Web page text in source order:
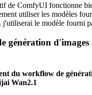
de ComfyUI fonctionne
utiliser les modèles
j'utiliserai le modèle fourni
génération
du workflow de
Wan2.1